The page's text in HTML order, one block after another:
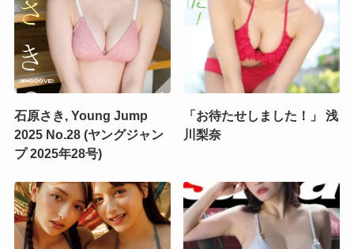
石原さき, Young Jump
2025 No.28 (ヤングジャン
プ 2025年28号)
「お待たせしました！」 浅
川梨奈